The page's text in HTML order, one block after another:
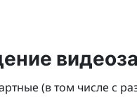
(в том числе с